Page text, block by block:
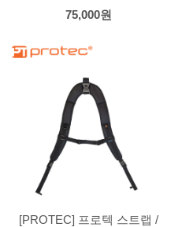
75,000원
[PROTEC] 프로텍 스트랩 /